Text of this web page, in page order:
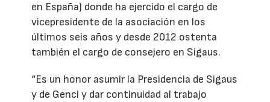
en España) donde ha ejercido el cargo de
vicepresidente de la asociación en los
últimos seis años y desde 2012 ostenta
también el cargo de consejero en Sigaus.
“Es un honor asumir la Presidencia de Sigaus
y de Genci y dar continuidad al trabajo